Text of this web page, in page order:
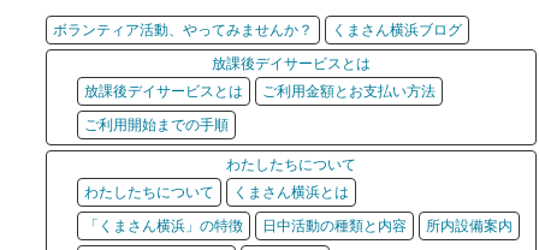
ボランティア活動、やってみませんか？
くまさん横浜ブログ
放課後デイサービスとは
放課後デイサービスとは
ご利用金額とお支払い方法
ご利用開始までの手順
わたしたちについて
わたしたちについて
くまさん横浜とは
「くまさん横浜」の特徴
日中活動の種類と内容 所内設備案内